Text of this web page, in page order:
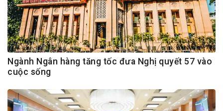
Ngành Ngân hàng tăng tốc đưa Nghị quyết 57 vào
cuộc sống